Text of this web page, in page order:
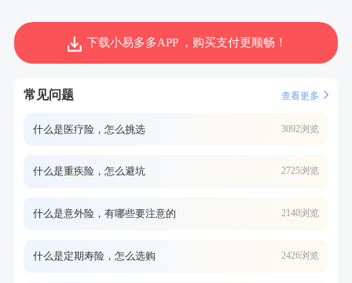
下载小易多多APP ，购买支付更顺畅！
常见问题 查看更多
什么是医疗险，怎么挑选 3092浏览
什么是重疾险，怎么避坑 2725浏览
什么是意外险，有哪些要注意的 2140浏览
什么是定期寿险，怎么选购 2426浏览